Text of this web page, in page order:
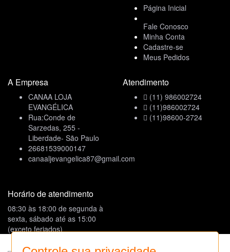
Página Inicial
Fale Conosco
Minha Conta
Cadastre-se
Meus Pedidos
A Empresa
CANAA LOJA
EVANGÉLICA
Rua:Conde de
Sarzedas, 255 -
Liberdade- São Paulo
26681539000147
canaaljevangelica87@gmail.com
Horário de atendimento
08:30 às 18:00 de segunda à
sexta, sábado até as 15:00
(exceto feriados)
Atendimento
(11) 986002724
(11)986002724
(11)98600-2724